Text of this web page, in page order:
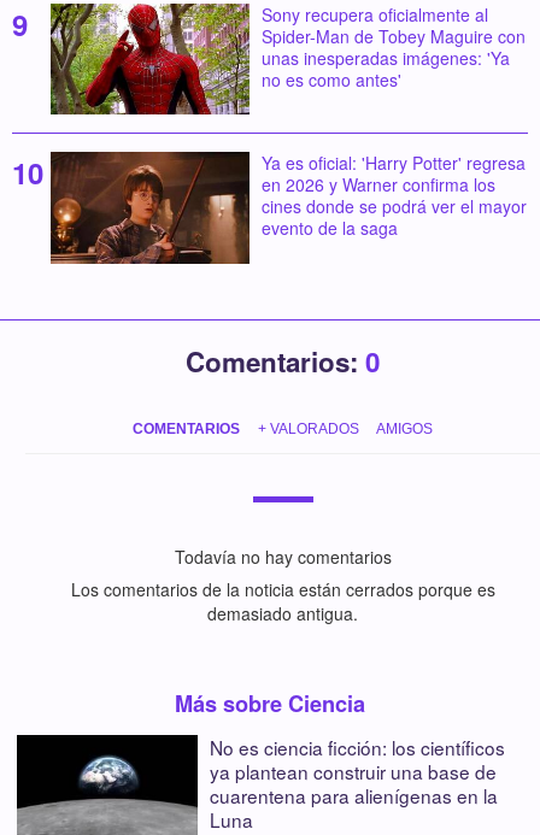
Sony recupera oficialmente al
Spider-Man de Tobey Maguire con
unas inesperadas imágenes: 'Ya
no es como antes'
Ya es oficial: 'Harry Potter' regresa
en 2026 y Warner confirma los
cines donde se podrá ver el mayor
evento de la saga
Comentarios: 0
COMENTARIOS + VALORADOS AMIGOS
Todavía no hay comentarios
Los comentarios de la noticia están cerrados porque es
demasiado antigua.
Más sobre Ciencia
No es ciencia ficción: los científicos
ya plantean construir una base de
cuarentena para alienígenas en la
Luna